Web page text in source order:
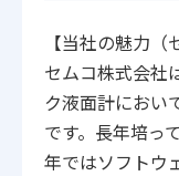
【当社の魅力（
セムコ株式会社
ク液面計におい
です。長年培っ
年ではソフトウ